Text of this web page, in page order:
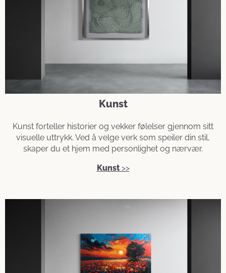
Kunst
Kunst forteller historier og vekker følelser gjennom sitt
visuelle uttrykk. Ved å velge verk som speiler din stil,
skaper du et hjem med personlighet og nærvær.
Kunst>>